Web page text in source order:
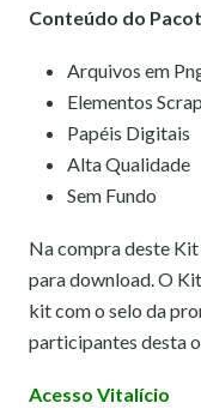
Conteúdo do
Arquivos em
Elementos
Papéis Digitais
Alta Qualidade
Sem Fundo
Na compra deste
para download. O
kit com o selo da
participantes desta
Acesso Vitalício